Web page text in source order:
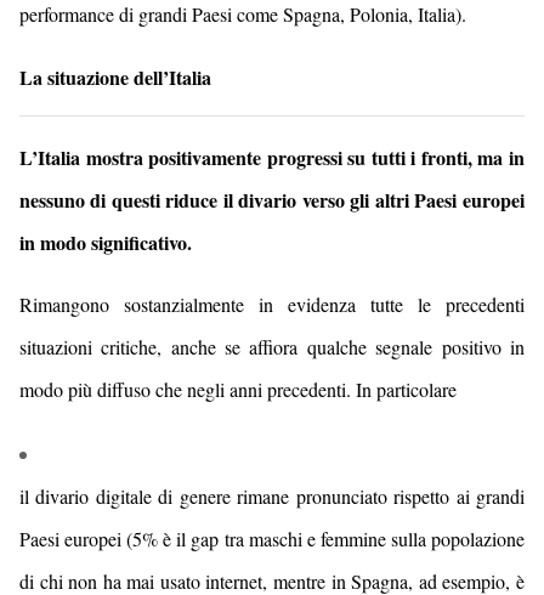
performance di grandi Paesi come Spagna, Polonia, Italia).
La situazione dell’Italia
L’Italia mostra positivamente progressi su tutti i fronti, ma in
nessuno di questi riduce il divario verso gli altri Paesi europei
in modo significativo.
Rimangono sostanzialmente in evidenza tutte le precedenti
situazioni critiche, anche se affiora qualche segnale positivo in
modo più diffuso che negli anni precedenti. In particolare
il divario digitale di genere rimane pronunciato rispetto ai grandi
Paesi europei (5% è il gap tra maschi e femmine sulla popolazione
di chi non ha mai usato internet, mentre in Spagna, ad esempio, è